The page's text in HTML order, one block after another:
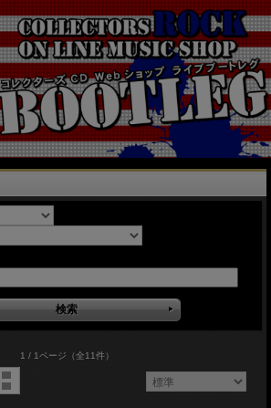
1 / 1ページ （全11件）